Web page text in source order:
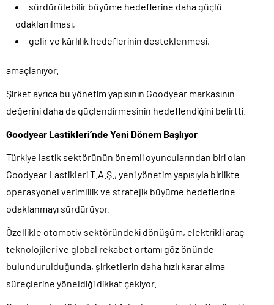
sürdürülebilir büyüme hedeflerine daha güçlü
odaklanılması,
gelir ve kârlılık hedeflerinin desteklenmesi,
amaçlanıyor.
Şirket ayrıca bu yönetim yapısının Goodyear markasının
değerini daha da güçlendirmesinin hedeflendiğini belirtti.
Goodyear Lastikleri’nde Yeni Dönem Başlıyor
Türkiye lastik sektörünün önemli oyuncularından biri olan
Goodyear Lastikleri T.A.Ş., yeni yönetim yapısıyla birlikte
operasyonel verimlilik ve stratejik büyüme hedeflerine
odaklanmayı sürdürüyor.
Özellikle otomotiv sektöründeki dönüşüm, elektrikli araç
teknolojileri ve global rekabet ortamı göz önünde
bulundurulduğunda, şirketlerin daha hızlı karar alma
süreçlerine yöneldiği dikkat çekiyor.